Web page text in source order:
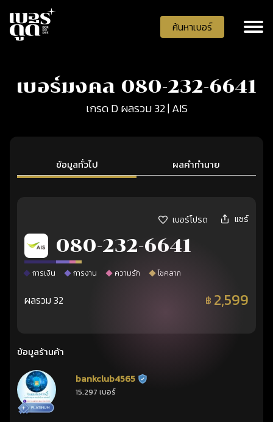
ค้นหาเบอร์
เบอร์มงคล 080-232-6641
เกรด D ผลรวม 32 | AIS
ข้อมูลทั่วไป ผลคำทำนาย
เบอร์โปรด แชร์
080-232-6641
การเงิน การงาน ความรัก โชคลาภ
ผลรวม 32 ฿ 2,599
ข้อมูลร้านค้า
bankclub4565 ร้านยืนยันแล้ว
15,297 เบอร์